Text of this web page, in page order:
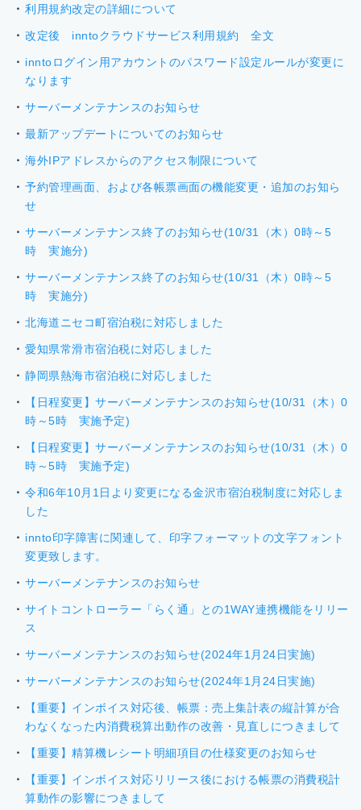
利用規約改定の詳細について
改定後 inntoクラウドサービス利用規約 全文
inntoログイン用アカウントのパスワード設定ルールが変更に
なります
サーバーメンテナンスのお知らせ
最新アップデートについてのお知らせ
海外IPアドレスからのアクセス制限について
予約管理画面、および各帳票画面の機能変更・追加のお知ら
せ
サーバーメンテナンス終了のお知らせ(10/31（木）0時～5
時 実施分)
サーバーメンテナンス終了のお知らせ(10/31（木）0時～5
時 実施分)
北海道ニセコ町宿泊税に対応しました
愛知県常滑市宿泊税に対応しました
静岡県熱海市宿泊税に対応しました
【日程変更】サーバーメンテナンスのお知らせ(10/31（木）0
時～5時 実施予定)
【日程変更】サーバーメンテナンスのお知らせ(10/31（木）0
時～5時 実施予定)
令和6年10月1日より変更になる金沢市宿泊税制度に対応しま
した
innto印字障害に関連して、印字フォーマットの文字フォント
変更致します。
サーバーメンテナンスのお知らせ
サイトコントローラー「らく通」との1WAY連携機能をリリー
ス
サーバーメンテナンスのお知らせ(2024年1月24日実施)
サーバーメンテナンスのお知らせ(2024年1月24日実施)
【重要】インボイス対応後、帳票：売上集計表の縦計算が合
わなくなった内消費税算出動作の改善・見直しにつきまして
【重要】精算機レシート明細項目の仕様変更のお知らせ
【重要】インボイス対応リリース後における帳票の消費税計
算動作の影響につきまして